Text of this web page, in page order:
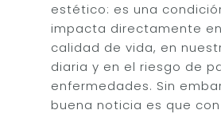
estético: es una
impacta directamente
calidad de vida, en
diaria y en el riesgo de
enfermedades. Sin
buena noticia es que